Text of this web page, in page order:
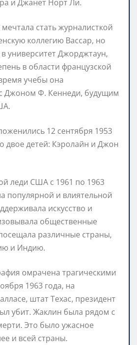
и Джанет Норт Ли.
стать журналисткой
коллегию Вассар, но
университет Джорджтаун,
в области французской
учебы она
Джоном Ф. Кеннеди, будущим
12 сентября 1953
двое детей: Кэролайн и Джон
леди США с 1961 по 1963
популярной и влиятельной
искусство и
общественные
различные страны,
и Индию.
омрачена трагическими
1963 года, на
штат Техас, президент
убит. Жаклин была рядом с
Это было ужасное
и всей страны.